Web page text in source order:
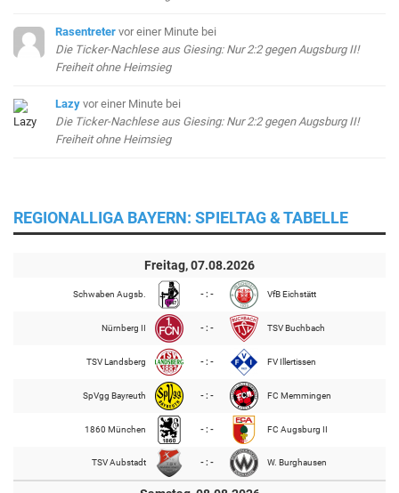
Rasentreter vor einer Minute bei
Die Ticker-Nachlese aus Giesing: Nur 2:2 gegen Augsburg II!
Freiheit ohne Heimsieg
Lazy vor einer Minute bei
Die Ticker-Nachlese aus Giesing: Nur 2:2 gegen Augsburg II!
Freiheit ohne Heimsieg
REGIONALLIGA BAYERN: SPIELTAG & TABELLE
Freitag, 07.08.2026
Schwaben Augsb. - : - VfB Eichstätt
Nürnberg II - : - TSV Buchbach
TSV Landsberg - : - FV Illertissen
SpVgg Bayreuth - : - FC Memmingen
1860 München - : - FC Augsburg II
TSV Aubstadt - : - W. Burghausen